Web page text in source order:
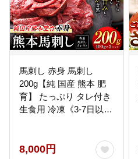
馬刺し 赤身 馬刺し
200g【純 国産 熊本 肥
育】 たっぷり タレ付き
生食用 冷凍《3-7日以内
馬肉 肉 ギフト---
8,000円